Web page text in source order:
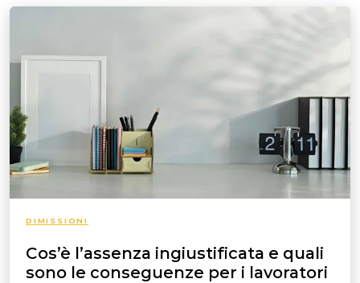
DIMISSIONI
Cos’è l’assenza ingiustificata e quali
sono le conseguenze per i lavoratori